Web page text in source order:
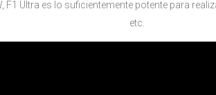
F1 Ultra es lo suficientemente potente para
etc.